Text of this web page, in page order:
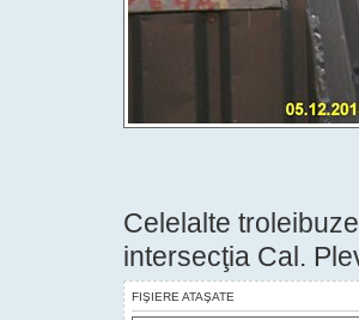
Celelalte
intersecţia Cal.
FIŞIERE ATAŞATE